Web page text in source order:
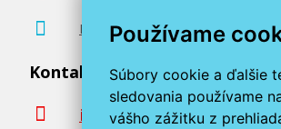
Používame
Súbory cookie a ďalšie
sledovania používame
vášho zážitku z
Poradenstvo zadarmo
Kontaktujte nás
info@miroluk.sk